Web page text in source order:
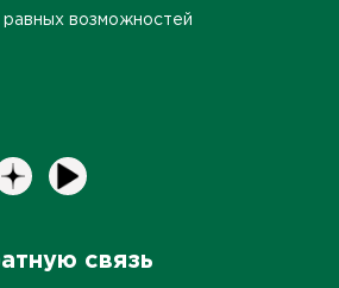
равных возможностей
связь